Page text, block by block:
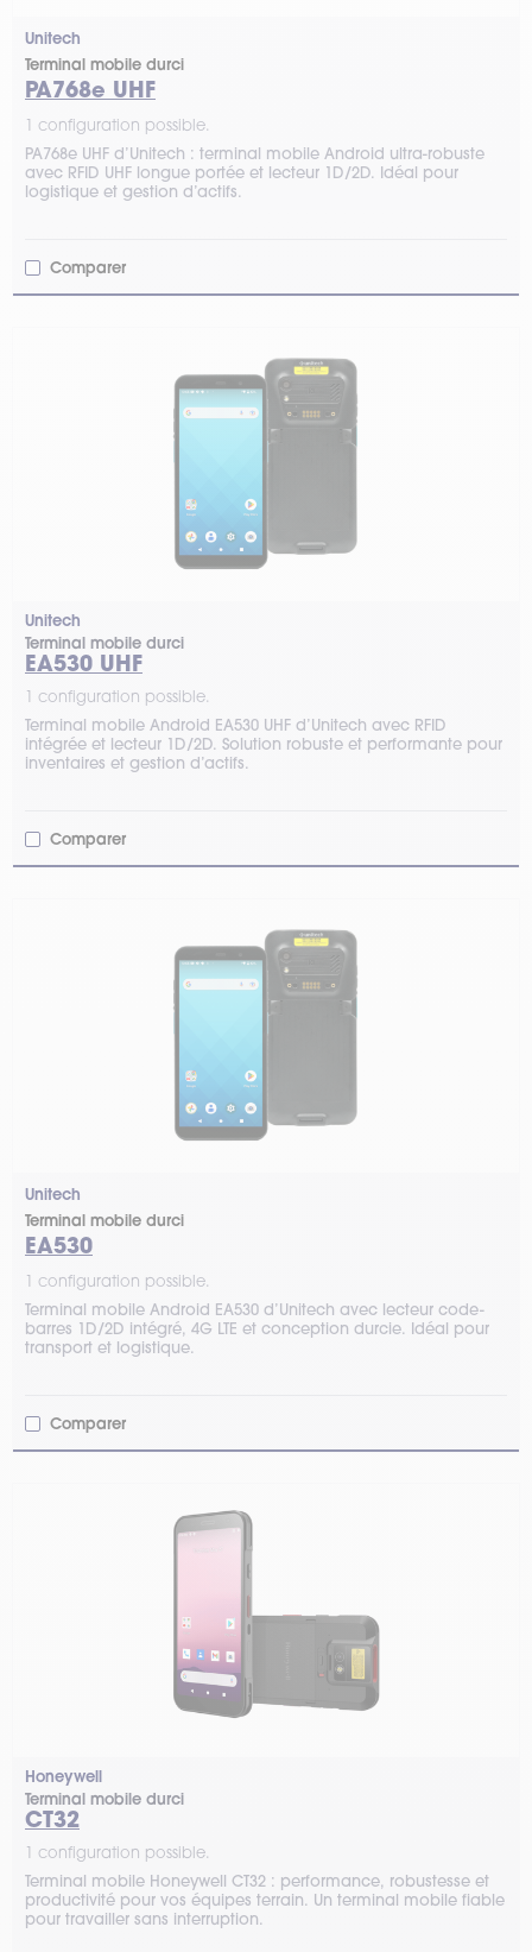
Unitech
Terminal mobile durci
PA768e UHF
1 configuration possible.
PA768e UHF d’Unitech : terminal mobile Android ultra-robuste
avec RFID UHF longue portée et lecteur 1D/2D. Idéal pour
logistique et gestion d’actifs.
Comparer
Unitech
Terminal mobile durci
EA530 UHF
1 configuration possible.
Terminal mobile Android EA530 UHF d’Unitech avec RFID
intégrée et lecteur 1D/2D. Solution robuste et performante pour
inventaires et gestion d’actifs.
Comparer
Unitech
Terminal mobile durci
EA530
1 configuration possible.
Terminal mobile Android EA530 d’Unitech avec lecteur code-
barres 1D/2D intégré, 4G LTE et conception durcie. Idéal pour
transport et logistique.
Comparer
Honeywell
Terminal mobile durci
CT32
1 configuration possible.
Terminal mobile Honeywell CT32 : performance, robustesse et
productivité pour vos équipes terrain. Un terminal mobile fiable
pour travailler sans interruption.